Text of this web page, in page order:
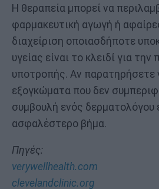
Η θεραπεία μπορεί να
φαρμακευτική αγωγή ή
διαχείριση οποιασδήποτε
υγείας είναι το κλειδί για
υποτροπής. Αν παρατηρήσετε
εξογκώματα που δεν
συμβουλή ενός δερματολόγου
ασφαλέστερο βήμα.
Πηγές:
verywellhealth.com
clevelandclinic.org